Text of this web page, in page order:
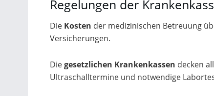
Regelungen der
Die Kosten der medizinischen Betreuung
Versicherungen.
Diegesetzlichen Krankenkassen decken
Ultraschalltermine und notwendige